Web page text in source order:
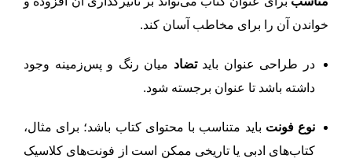
خواندن آن را برای مخاطب آسان کند.
در طراحی عنوان بایدتضاد میان رنگ و پس‌زمینه وجود
داشته باشد تا عنوان برجسته شود.
نوع فونت باید متناسب با محتوای کتاب باشد؛ برای مثال،
کتاب‌های ادبی یا تاریخی ممکن است از فونت‌های کلاسیک